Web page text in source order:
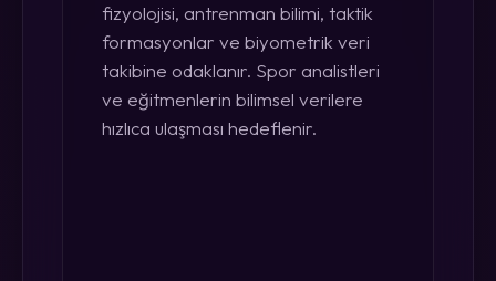
fizyolojisi, antrenman bilimi, taktik
formasyonlar ve biyometrik veri
takibine odaklanır. Spor analistleri
ve eğitmenlerin bilimsel verilere
hızlıca ulaşması hedeflenir.